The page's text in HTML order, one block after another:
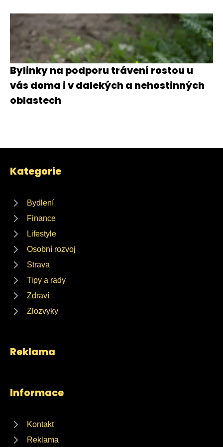
Bylinky na podporu trávení rostou u
vás doma i v dalekých a nehostinných
oblastech
Kategorie
Bydlení
Finance
Lifestyle
Osobní rozvoj
Strava
Tipy a rady
Zdraví
Zlozvyky
Reklama
Informace
Kontakt
Reklama